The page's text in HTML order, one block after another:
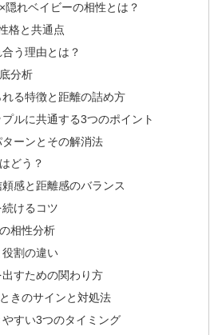
隠れベイビーの相性とは？
格と共通点
う理由とは？
分析
る特徴と距離の詰め方
ルに共通する3つのポイント
ーンとその解消法
どう？
感と距離感のバランス
けるコツ
相性分析
割の違い
すための関わり方
きのサインと対処法
すい3つのタイミング